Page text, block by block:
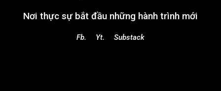
Nơi thực sự bắt đầu những hành trình mới
Fb. Yt. Substack